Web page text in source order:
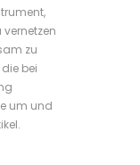
zu
bei
um und